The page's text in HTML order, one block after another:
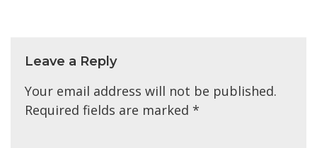
Leave a Reply
Your email address will not be published.
Required fields are marked *